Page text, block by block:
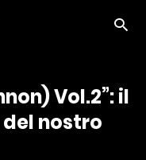
Vol.2”: il
nostro